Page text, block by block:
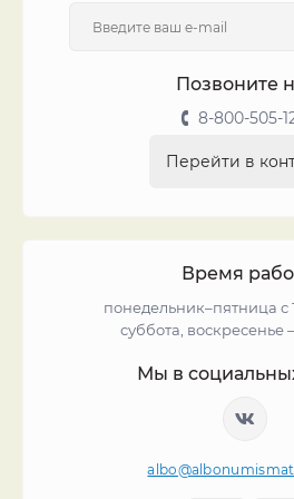
Позвоните
8-800-505-
Перейти в
Время
понедельник–пятница с
суббота,
Мы в